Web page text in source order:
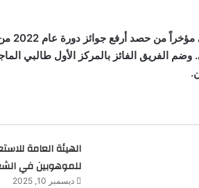
تمكن عدد من
الفريق الفائز بالمركز الأول طالبي
الهيئة العامة
للموهوبين في
ديسمبر 10, 2025